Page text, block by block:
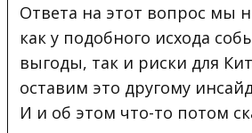
Ответа на этот вопрос мы
как у подобного исхода
выгоды, так и риски для
оставим это другому
И и об этом что-то потом